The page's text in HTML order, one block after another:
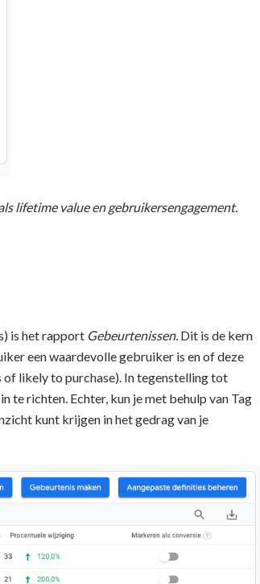
lifetime value en gebruikersengagement.
is het rapport Gebeurtenissen. Dit is de kern
een waardevolle gebruiker is en of deze
likely to purchase). In tegenstelling tot
te richten. Echter, kun je met behulp van Tag
kunt krijgen in het gedrag van je